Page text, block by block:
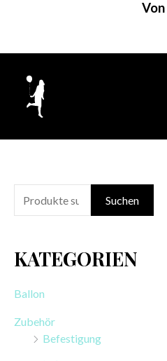
springen
u
h
n
Suchen
KATEGORIEN
Ballon
Zubehör
Befestigung